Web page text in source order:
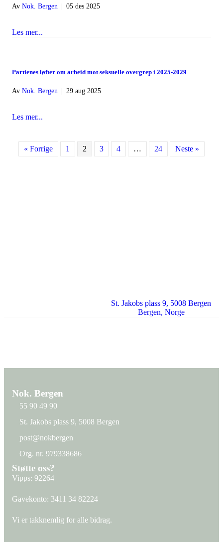
Av Nok. Bergen | 05 des 2025
Les mer...
Partienes løfter om arbeid mot seksuelle overgrep i 2025-2029
Av Nok. Bergen 29 aug 2025
Les mer...
« Forrige 1 2 3 4 … 24 Neste »
St. Jakobs plass 9, 5008 Bergen
Bergen, Norge
Nok. Bergen
55 90 49 90
St. Jakobs plass 9, 5008 Bergen
St. Jakobs plass 9, 5008 Bergen
post@nokbergen
post@nokbergen
Org. nr. 979338686
Org. nr. 979338686
Støtte oss?
Vipps: 92264
Gavekonto: 3411 34 82224
Vi er takknemlig for alle bidrag.